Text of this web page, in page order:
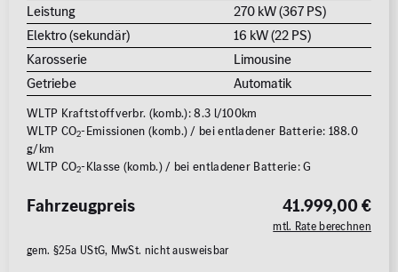
Leistung
270 kW (367 PS)
Elektro (sekundär)
16 kW (22 PS)
Karosserie
Limousine
Getriebe
Automatik
WLTP Kraftstoffverbr. (komb.): 8.3 l/100km
WLTP CO2-Emissionen (komb.) / bei entladener Batterie: 188.0
g/km
WLTP CO2-Klasse (komb.) / bei entladener Batterie: G
41.999,00 €
mtl. Rate berechnen
Fahrzeugpreis
gem. §25a UStG, MwSt. nicht ausweisbar